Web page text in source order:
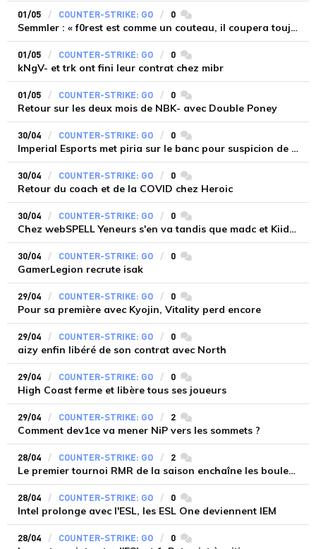
01/05 COUNTER-STRIKE: GO 0 commentaires
Semmler : « f0rest est comme un couteau, il coupera toujours »
01/05 COUNTER-STRIKE: GO 0 commentaires
kNgV- et trk ont fini leur contrat chez mibr
01/05 COUNTER-STRIKE: GO 0 commentaires
Retour sur les deux mois de NBK- avec Double Poney
30/04 COUNTER-STRIKE: GO 0 commentaires
Imperial Esports met piria sur le banc pour suspicion de VAC BAN
30/04 COUNTER-STRIKE: GO 0 commentaires
Retour du coach et de la COVID chez Heroic
30/04 COUNTER-STRIKE: GO 0 commentaires
Chez webSPELL Yeneurs s'en va tandis que madc et Kiiddo arrivent
30/04 COUNTER-STRIKE: GO 0 commentaires
GamerLegion recrute isak
29/04 COUNTER-STRIKE: GO 0 commentaires
Pour sa première avec Kyojin, Vitality perd encore
29/04 COUNTER-STRIKE: GO 0 commentaires
aizy enfin libéré de son contrat avec North
29/04 COUNTER-STRIKE: GO 0 commentaires
High Coast ferme et libère tous ses joueurs
29/04 COUNTER-STRIKE: GO 2 commentaires
Comment dev1ce va mener NiP vers les sommets ?
28/04 COUNTER-STRIKE: GO 2 commentaires
Le premier tournoi RMR de la saison enchaîne les boulettes
28/04 COUNTER-STRIKE: GO 0 commentaires
Intel prolonge avec l'ESL, les ESL One deviennent IEM
28/04 COUNTER-STRIKE: GO 0 commentaires